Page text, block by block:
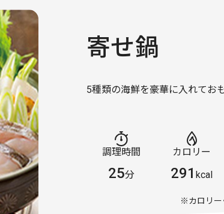
寄せ鍋
5種類の海鮮を豪華に入れてお
調理時間
25分
カロリー
291 kcal
※カロリー